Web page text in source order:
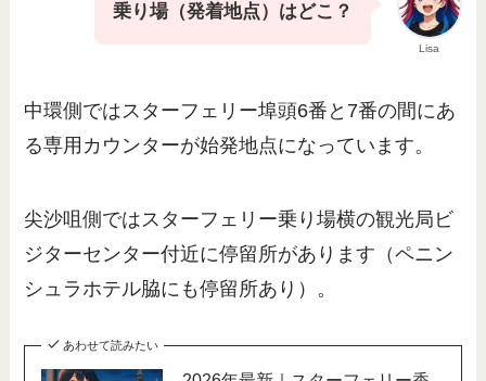
Lisa
乗り場（発着地点）はどこ？
中環側ではスターフェリー埠頭6番と7番の間にあ
る専用カウンターが始発地点になっています。
尖沙咀側ではスターフェリー乗り場横の観光局ビ
ジターセンター付近に停留所があります（ペニン
シュラホテル脇にも停留所あり）。
あわせて読みたい